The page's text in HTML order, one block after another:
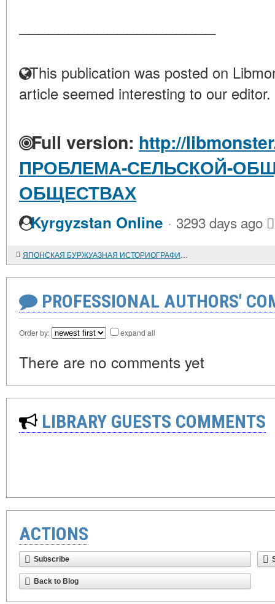
This publication was posted on
article seemed interesting to our editor.
Full version: http://
ПРОБЛЕМА-СЕЛЬСКОЙ-
ОБЩЕСТВАХ
Kyrgyzstan Online · 3293 days ago
ЯПОНСКАЯ БУРЖУАЗНАЯ ИСТОРИОГРАФИЯ ЭКСПАНСИИ ЯПОНСКОГО ИМПЕРИАЛИЗМА В КОНЦЕ XIX -ПЕРВОЙ ТРЕТИ XX ВЕКА
PROFESSIONAL AUTHORS'
Order by: expand all
There are no comments yet
LIBRARY GUESTS COMMENTS
ACTIONS
Subscribe
Back to Blog